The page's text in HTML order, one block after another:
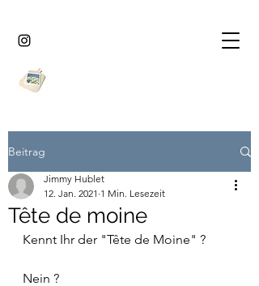
Beitrag
Tête de moine
Jimmy Hublet
12. Jan. 2021 1 Min. Lesezeit
Kennt Ihr der "Tête de Moine" ?
Nein ?